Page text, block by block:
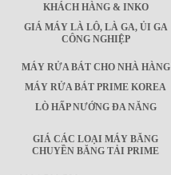
KHÁCH HÀNG & INKO
GIÁ MÁY LÀ LÔ, LÀ GA, ỦI GA
CÔNG NGHIỆP
MÁY RỬA BÁT CHO NHÀ HÀNG
MÁY RỬA BÁT PRIME KOREA
LÒ HẤP NƯỚNG ĐA NĂNG
GIÁ CÁC LOẠI MÁY BĂNG
CHUYỀN BĂNG TẢI PRIME